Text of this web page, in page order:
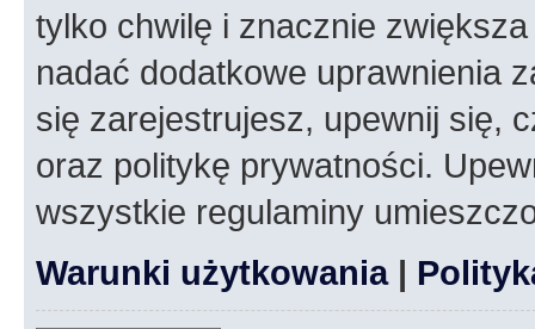
tylko chwilę i znacznie
nadać dodatkowe uprawnienia
się zarejestrujesz, upewnij się,
oraz politykę prywatności.
wszystkie regulaminy
Warunki użytkowania|